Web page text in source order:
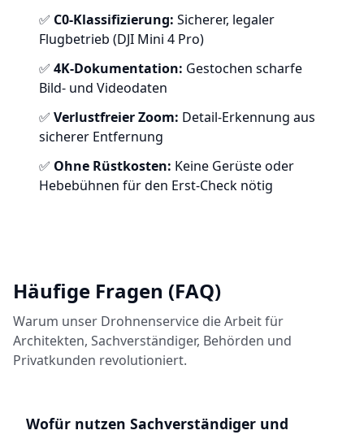
✅ C0-Klassifizierung: Sicherer, legaler
Flugbetrieb (DJI Mini 4 Pro)
✅ 4K-Dokumentation: Gestochen scharfe
Bild- und Videodaten
✅ Verlustfreier Zoom: Detail-Erkennung aus
sicherer Entfernung
✅ Ohne Rüstkosten: Keine Gerüste oder
Hebebühnen für den Erst-Check nötig
Häufige Fragen (FAQ)
Warum unser Drohnenservice die Arbeit für
Architekten, Sachverständiger, Behörden und
Privatkunden revolutioniert.
Wofür nutzen Sachverständiger und